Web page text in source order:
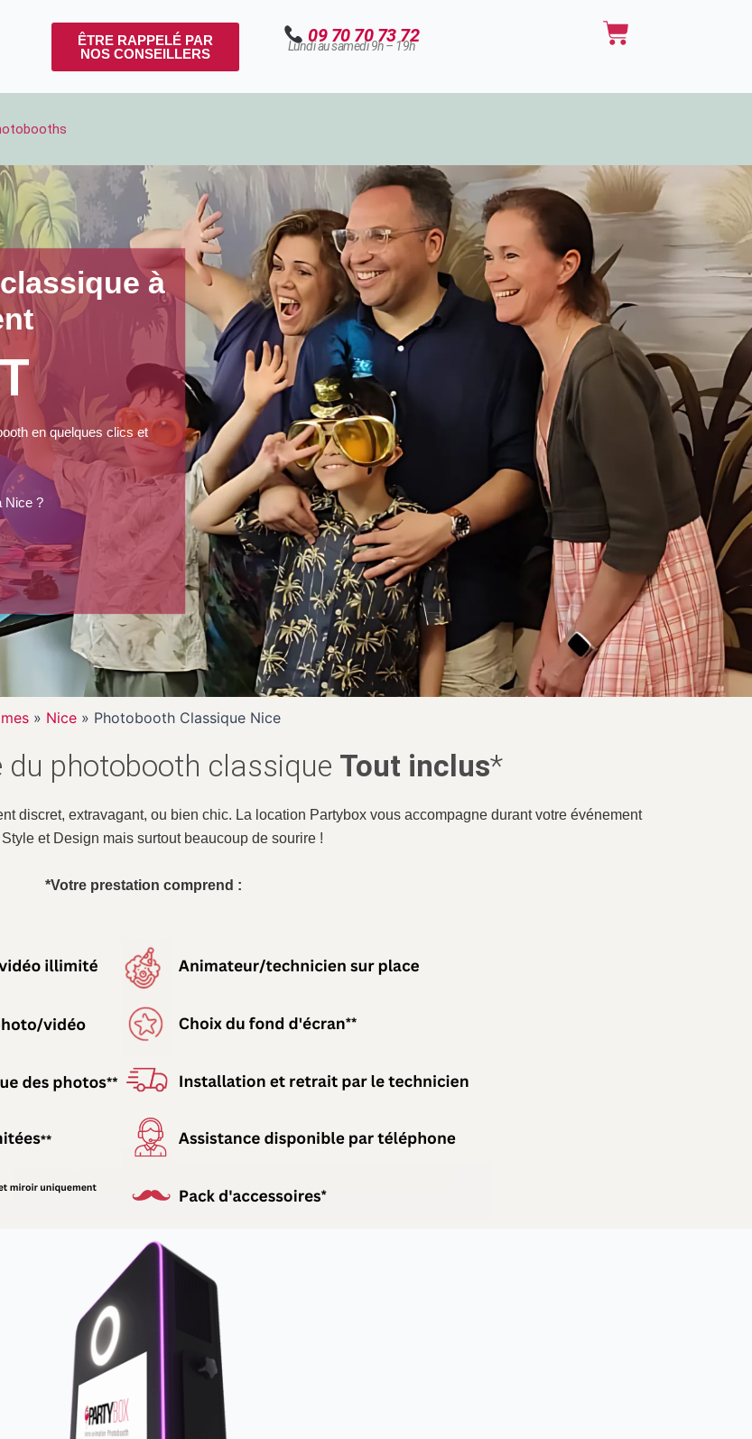
ÊTRE RAPPELÉ PAR
NOS CONSEILLERS
09 70 70 73 72
Lundi au samedi 9h – 19h Panier
à
en quelques clics et
Nice ?
» Nice » Photobooth Classique Nice
du photobooth classique Tout inclus*
discret, extravagant, ou bien chic. La location Partybox vous accompagne durant votre événement
et Design mais surtout beaucoup de sourire !
*Votre prestation comprend :